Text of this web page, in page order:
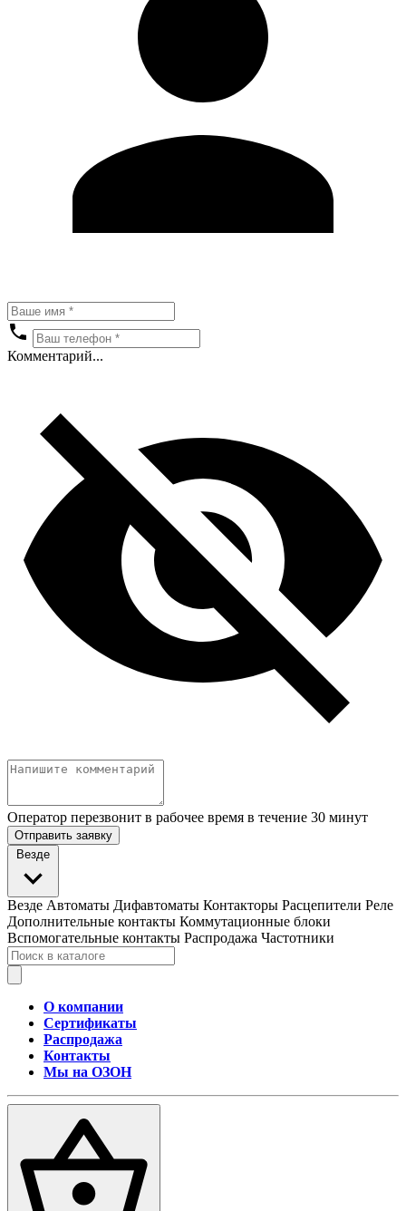
Комментарий...
Оператор перезвонит в рабочее время в течение 30 минут
Отправить заявку
Везде
Везде Автоматы Дифавтоматы Контакторы Расцепители Реле
Дополнительные контакты Коммутационные блоки
Вспомогательные контакты Распродажа Частотники
О компании
Сертификаты
Распродажа
Контакты
Мы на ОЗОН